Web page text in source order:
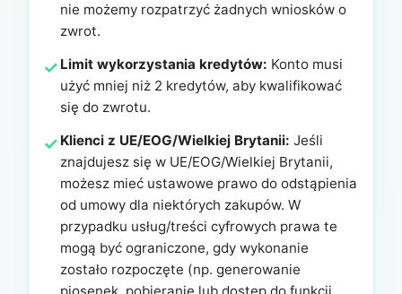
nie możemy rozpatrzyć żadnych wniosków o
zwrot.
Limit wykorzystania kredytów: Konto musi
użyć mniej niż 2 kredytów, aby kwalifikować
się do zwrotu.
Klienci z UE/EOG/Wielkiej Brytanii: Jeśli
znajdujesz się w UE/EOG/Wielkiej Brytanii,
możesz mieć ustawowe prawo do odstąpienia
od umowy dla niektórych zakupów. W
przypadku usług/treści cyfrowych prawa te
mogą być ograniczone, gdy wykonanie
zostało rozpoczęte (np. generowanie